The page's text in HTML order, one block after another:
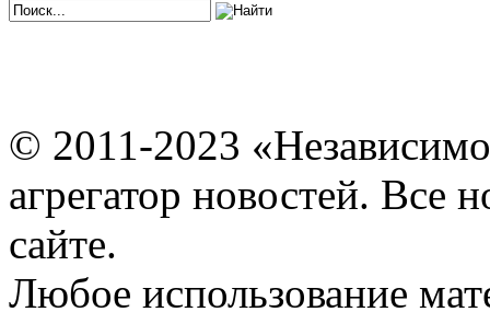
© 2011-2023
агрегатор новостей. Все
сайте.
Любое использование